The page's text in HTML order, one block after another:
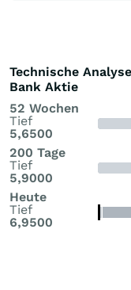
Technische
Bank Aktie
52 Wochen
Tief
5,6500
200 Tage
Tief
5,9000
Heute
Tief
6,9500